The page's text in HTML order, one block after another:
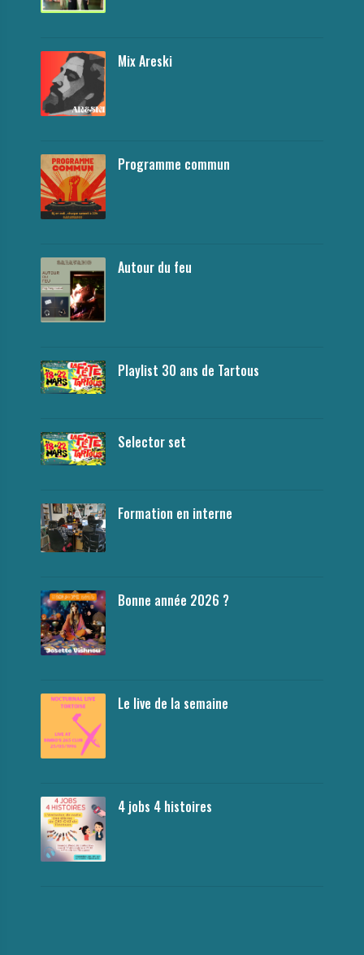
Mix Areski
Programme commun
Autour du feu
Playlist 30 ans de Tartous
Selector set
Formation en interne
Bonne année 2026 ?
Le live de la semaine
4 jobs 4 histoires